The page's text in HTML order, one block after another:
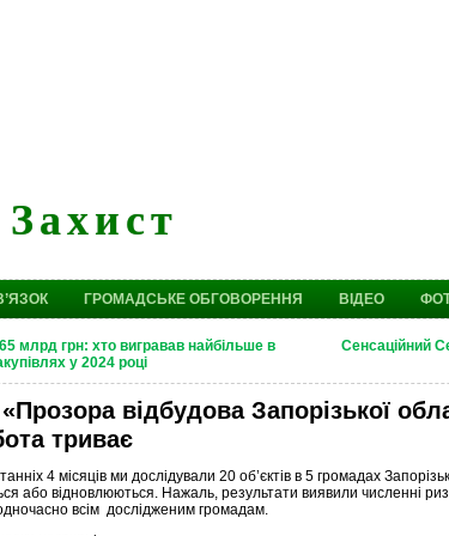
ГРОМАДСЬКЕ ОБГОВОРЕННЯ ВІДЕО
млрд грн: хто вигравав найбільше в
у 2024 році
Сенсаційний
відбудова Запорізької
триває
4 місяців ми дослідували 20 об’єктів в 5 громадах
або відновлюються. Нажаль, результати виявили численні
всім дослідженим громадам.